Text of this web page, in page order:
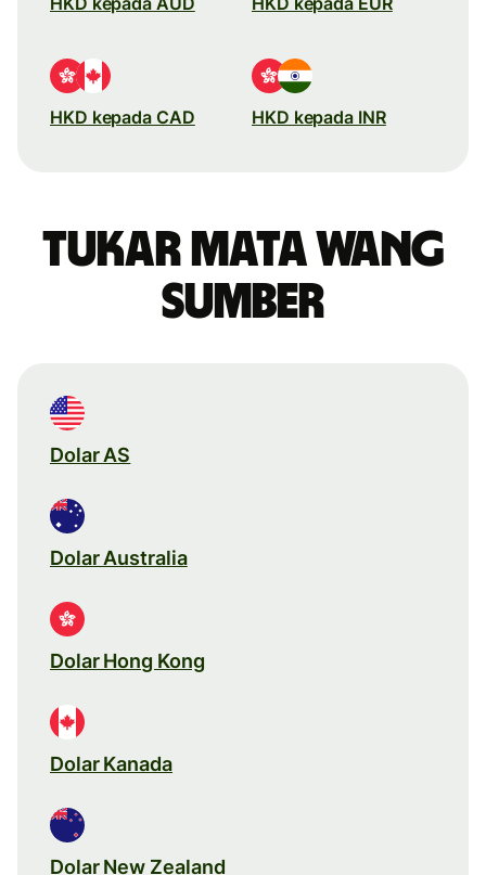
HKD kepada CAD HKD kepada INR
Tukar mata wang
sumber
Dolar AS
Dolar Australia
Dolar Hong Kong
Dolar Kanada
Dolar New Zealand